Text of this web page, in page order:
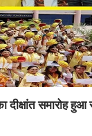
दीक्षांत समारोह